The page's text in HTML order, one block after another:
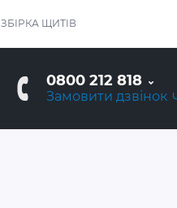
ЗБІРКА ЩИТІВ
0800 212 818
Замовити дзвінок